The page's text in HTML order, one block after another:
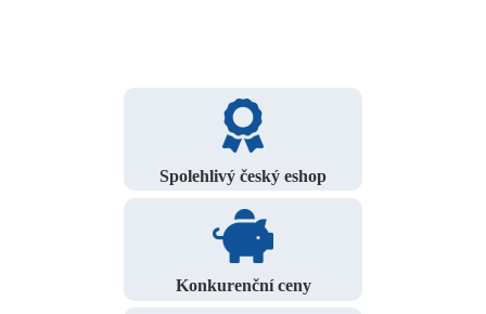
Spolehlivý český eshop
Konkurenční ceny